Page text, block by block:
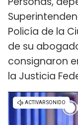
Policía de la
de su
consignaron
la Justicia